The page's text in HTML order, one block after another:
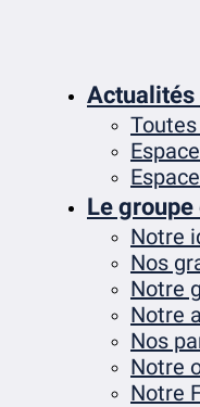
Actualités
Le
Notre
Nos
Notre
Notre
Nos
Notre
Notre